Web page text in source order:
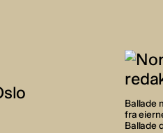
Ballade
fra
Ballade